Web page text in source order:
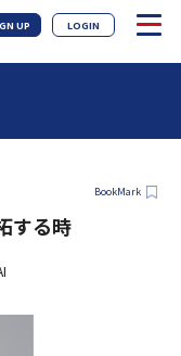
UP LOGIN
BookMark
する時